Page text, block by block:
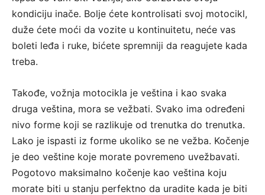
kondiciju inače. Bolje ćete kontrolisati svoj motocikl,
duže ćete moći da vozite u kontinuitetu, neće vas
boleti leđa i ruke, bićete spremniji da reagujete kada
treba.
Takođe, vožnja motocikla je veština i kao svaka
druga veština, mora se vežbati. Svako ima određeni
nivo forme koji se razlikuje od trenutka do trenutka.
Lako je ispasti iz forme ukoliko se ne vežba. Kočenje
je deo veštine koje morate povremeno uvežbavati.
Pogotovo maksimalno kočenje kao veština koju
morate biti u stanju perfektno da uradite kada je biti